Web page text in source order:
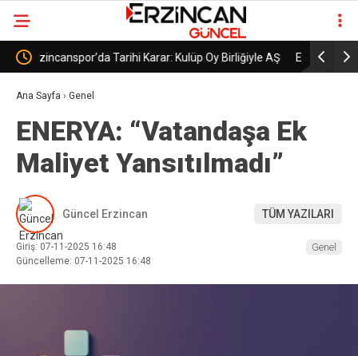
AŞ Erzincanspor’un Geleceği 5 Temmuz’da
Şekillenecek
Ana Sayfa › Genel
ENERYA: “Vatandaşa Ek
Maliyet Yansıtılmadı”
Güncel Erzincan TÜM YAZILARI
Giriş: 07-11-2025 16:48
Güncelleme: 07-11-2025 16:48
Genel